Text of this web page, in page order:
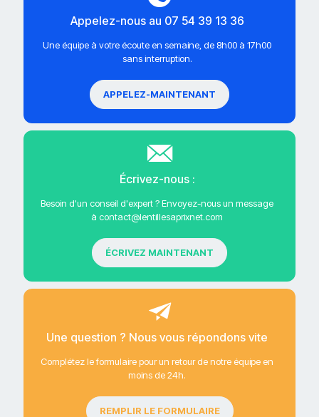
Appelez-nous au 07 54 39 13 36
Une équipe à votre écoute en semaine, de 8h00 à 17h00
sans interruption.
APPELEZ-MAINTENANT
Écrivez-nous :
Besoin d'un conseil d'expert ? Envoyez-nous un message
à contact@lentillesaprixnet.com
ÉCRIVEZ MAINTENANT
Une question ? Nous vous répondons vite
Complétez le formulaire pour un retour de notre équipe en
moins de 24h.
REMPLIR LE FORMULAIRE